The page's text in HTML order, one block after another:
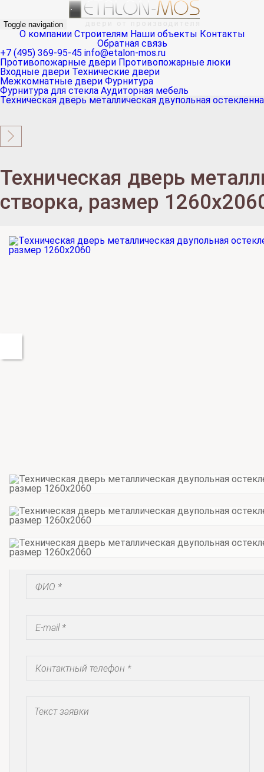
Toggle navigation
О компании Строителям Наши объекты Контакты
Обратная связь
+7 (495) 369-95-45 info@etalon-mos.ru
Противопожарные двери Противопожарные люки
Входные двери Технические двери
Межкомнатные двери Фурнитура
Фурнитура для стекла Аудиторная мебель
Техническая дверь металлическая двупольная
Техническая дверь
створка, размер